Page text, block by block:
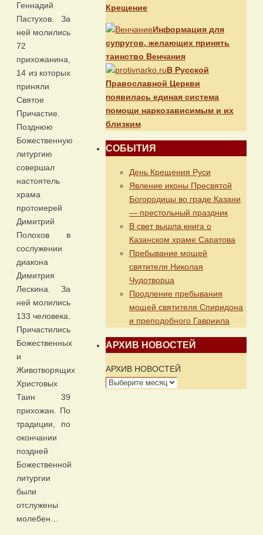
Геннадий
Пастухов. За
ней молились
72
прихожанина,
14 из которых
приняли
Святое
Причастие.
Позднюю
Божественную
литургию
совершал
настоятель
храма
протоиерей
Димитрий
Полохов в
сослужении
диакона
Димитрия
Лескина. За
ней молились
133 человека.
Причастились
Божественных
и
Животворящих
Христовых
Таин 39
прихожан. По
традиции, по
окончании
поздней
Божественной
литургии
были
отслужены
молебен…
Крещение
Информация для
супругов, желающих принять
таинство Венчания
В Русской
Православной Церкви
появилась единая система
помощи наркозависимым и их
близким
СОБЫТИЯ
День Крещения Руси
Явление иконы Пресвятой
Богородицы во граде Казани
— престольный праздник
В свет вышла книга о
Казанском храме Саратова
Пребывание мощей
святителя Николая
Чудотворца
Продление пребывания
мощей святителя Спиридона
и преподобного Гавриила
АРХИВ НОВОСТЕЙ
АРХИВ НОВОСТЕЙ